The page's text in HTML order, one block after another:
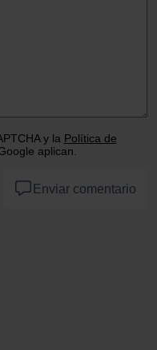
y la Política de
aplican.
Enviar comentario